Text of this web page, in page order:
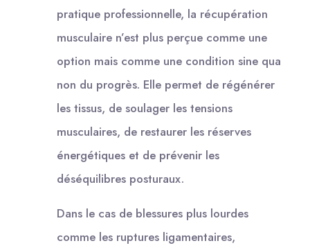
pratique professionnelle, la récupération
musculaire n’est plus perçue comme une
option mais comme une condition sine qua
non du progrès. Elle permet de régénérer
les tissus, de soulager les tensions
musculaires, de restaurer les réserves
énergétiques et de prévenir les
déséquilibres posturaux.
Dans le cas de blessures plus lourdes
comme les ruptures ligamentaires,